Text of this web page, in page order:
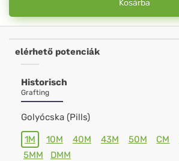
Kosárba
elérhető potenciák
Historisch
Grafting
Golyócska (Pills)
1M 10M 40M 43M 50M CM
5MM
DMM